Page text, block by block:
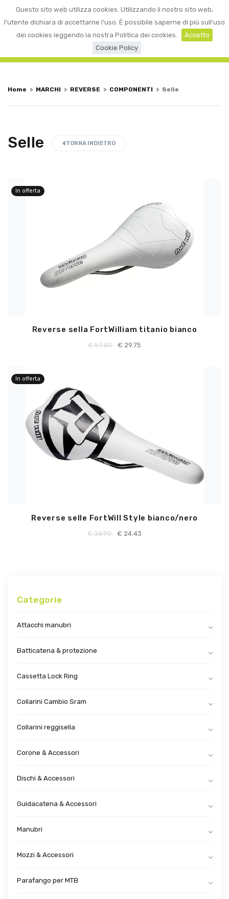
Questo sito web utilizza cookies. Utilizzando il nostro sito web,
l'utente dichiara di accettarne l'uso. È possibile saperne di più sull'uso
dei cookies leggendo la nostra Politica dei cookies.
Accetto
Cookie Policy
☰ 0
Home > MARCHI > REVERSE > COMPONENTI > Selle
Selle TORNA INDIETRO
In offerta
Reverse sella FortWilliam titanio bianco
€ 59.50 € 29.75
In offerta
Reverse selle FortWill Style bianco/nero
€ 34.90 € 24.43
Categorie
Attacchi manubri
Batticatena & protezione
Cassetta Lock Ring
Collarini Cambio Sram
Collarini reggisella
Corone & Accessori
Dischi & Accessori
Guidacatena & Accessori
Manubri
Mozzi & Accessori
Parafango per MTB